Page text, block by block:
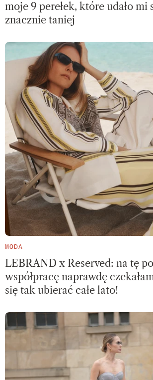
moje 9 perełek, które udało mi
znacznie taniej
MODA
LEBRAND x Reserved: na tę
współpracę naprawdę
się tak ubierać całe lato!